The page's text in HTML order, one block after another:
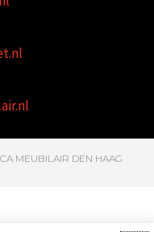
MEUBILAIR DEN HAAG